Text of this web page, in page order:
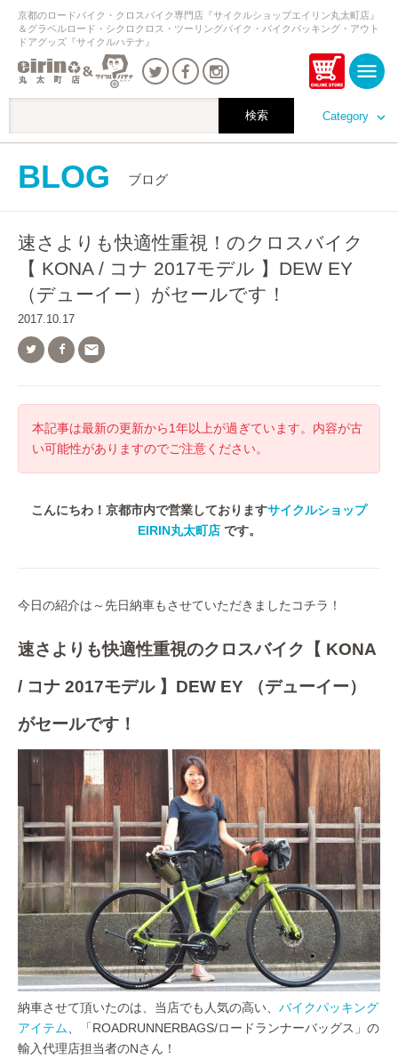
Category
京都のロードバイク・クロスバイク専門店『サイクルショップエイリン丸太町店』
＆グラベルロード・シクロクロス・ツーリングバイク・バイクパッキング・アウト
ドアグッズ『サイクルハテナ』
BLOG ブログ
速さよりも快適性重視！のクロスバイク
【 KONA / コナ 2017モデル 】DEW EY
（デューイー）がセールです！
2017.10.17

本記事は最新の更新から1年以上が過ぎています。内容が古
い可能性がありますのでご注意ください。
こんにちわ！京都市内で営業しておりますサイクルショップ
EIRIN丸太町店です。
今日の紹介は～先日納車もさせていただきましたコチラ！
速さよりも快適性重視のクロスバイク【 KONA
/ コナ 2017モデル 】DEW EY （デューイー）
がセールです！
納車させて頂いたのは、当店でも人気の高い、 バイクパッキング
アイテム、「ROADRUNNERBAGS/ロードランナーバッグス」の
輸入代理店担当者のNさん！